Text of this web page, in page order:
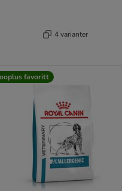
4 varianter
favoritt